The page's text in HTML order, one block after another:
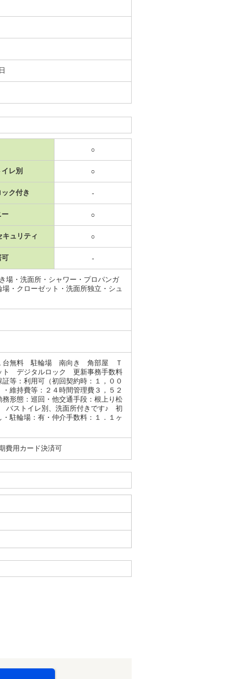
○
レ別 ○
ク付き -
ー ○
キュリティ ○
可 -
場・洗面所・シャワー・プロパンガ
・クローゼット・洗面所独立・シュ
台無料 駐輪場 南向き 角部屋 Ｔ
デジタルロック 更新事務手数料
等：利用可（初回契約時：１，００
維持費等：２４時間管理費３，５２
形態：巡回・他交通手段：根上り松
バストイレ別、洗面所付きです♪ 初
駐輪場：有・仲介手数料：１．１ヶ
費用カード決済可